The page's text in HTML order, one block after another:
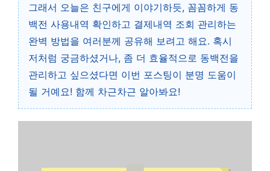
그래서 오늘은 친구에게 이야기하듯, 꼼꼼하게 동
백전 사용내역 확인하고 결제내역 조회 관리하는
완벽 방법을 여러분께 공유해 보려고 해요. 혹시
저처럼 궁금하셨거나, 좀 더 효율적으로 동백전을
관리하고 싶으셨다면 이번 포스팅이 분명 도움이
될 거예요! 함께 차근차근 알아봐요!